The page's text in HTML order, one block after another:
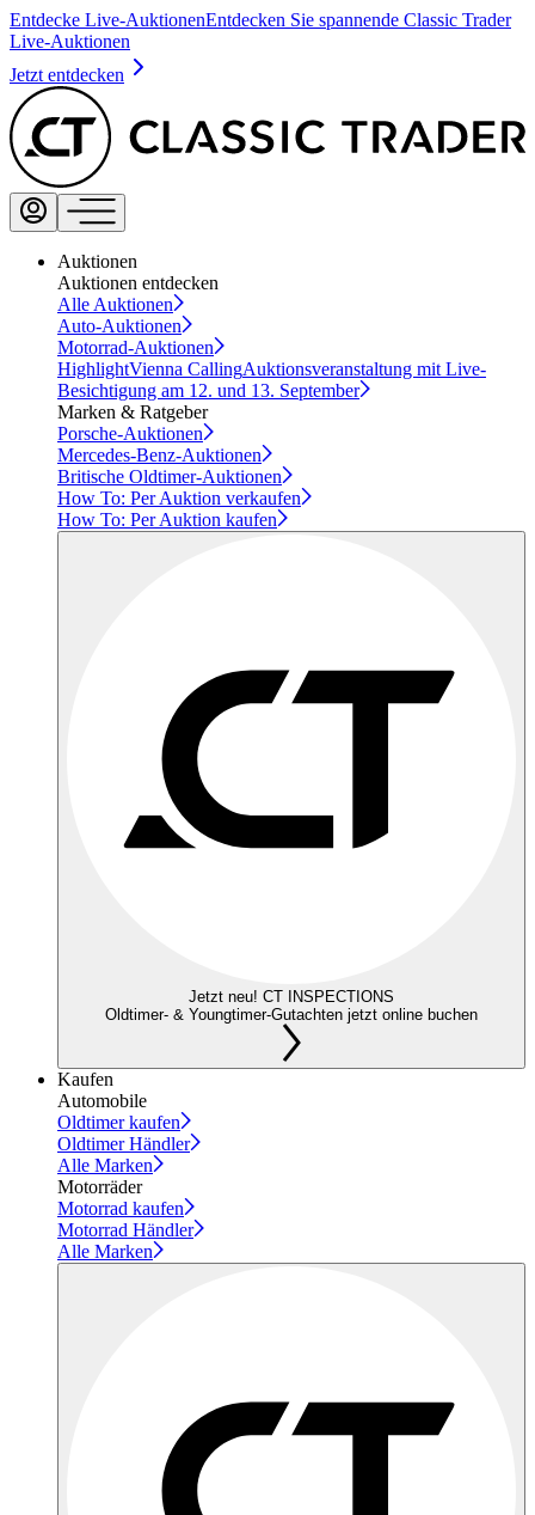
Entdecke Live-AuktionenEntdecken Sie spannende Classic Trader
Live-Auktionen
Jetzt entdecken
Auktionen
Auktionen entdecken
Alle Auktionen
Auto-Auktionen
Motorrad-Auktionen
HighlightVienna CallingAuktionsveranstaltung mit Live-
Besichtigung am 12. und 13. September
Marken & Ratgeber
Porsche-Auktionen
Mercedes-Benz-Auktionen
Britische Oldtimer-Auktionen
How To: Per Auktion verkaufen
How To: Per Auktion kaufen
Jetzt neu! CT INSPECTIONS
Oldtimer- & Youngtimer-Gutachten jetzt online buchen
Kaufen
Automobile
Oldtimer kaufen
Oldtimer Händler
Alle Marken
Motorräder
Motorrad kaufen
Motorrad Händler
Alle Marken